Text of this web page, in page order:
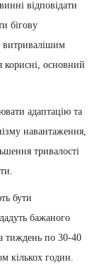
відповідати
бігову
витривалішим
корисні, основний
адаптацію та
навантаження,
тривалості
бути
бажаного
тиждень по 30-40
кількох годин.